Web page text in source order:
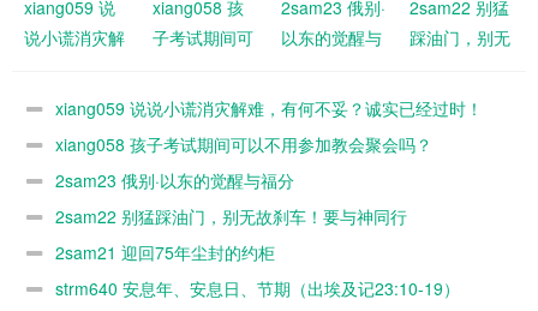
xiang059 说
说小谎消灾解
妥？诚实已经
xiang058 孩
子考试期间可
会聚会吗？
2sam23 俄别·
以东的觉醒与
2sam22 别猛
踩油门，别无
神同行
xiang059 说说小谎消灾解难，有何不妥？诚实已经过时！
xiang058 孩子考试期间可以不用参加教会聚会吗？
2sam23 俄别·以东的觉醒与福分
2sam22 别猛踩油门，别无故刹车！要与神同行
2sam21 迎回75年尘封的约柜
strm640 安息年、安息日、节期（出埃及记23:10-19）